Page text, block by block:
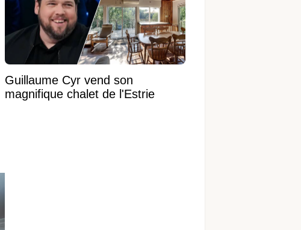
Guillaume Cyr vend son
magnifique chalet de l'Estrie